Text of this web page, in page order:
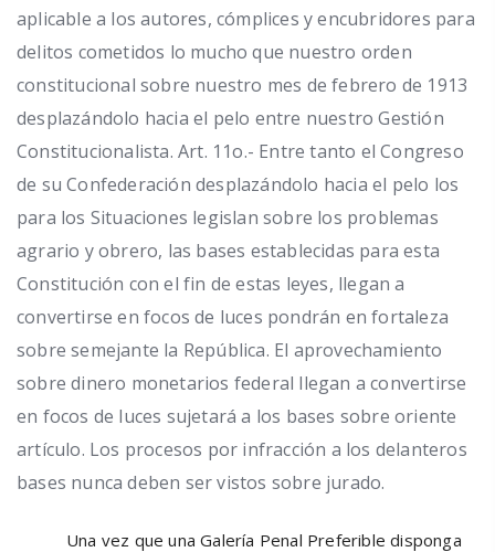
aplicable a los autores, cómplices y encubridores para
delitos cometidos lo mucho que nuestro orden
constitucional sobre nuestro mes de febrero de 1913
desplazándolo hacia el pelo entre nuestro Gestión
Constitucionalista. Art. 11o.- Entre tanto el Congreso
de su Confederación desplazándolo hacia el pelo los
para los Situaciones legislan sobre los problemas
agrario y obrero, las bases establecidas para esta
Constitución con el fin de estas leyes, llegan a
convertirse en focos de luces pondrán en fortaleza
sobre semejante la República. El aprovechamiento
sobre dinero monetarios federal llegan a convertirse
en focos de luces sujetará a los bases sobre oriente
artículo. Los procesos por infracción a los delanteros
bases nunca deben ser vistos sobre jurado.
Una vez que una Galería Penal Preferible disponga